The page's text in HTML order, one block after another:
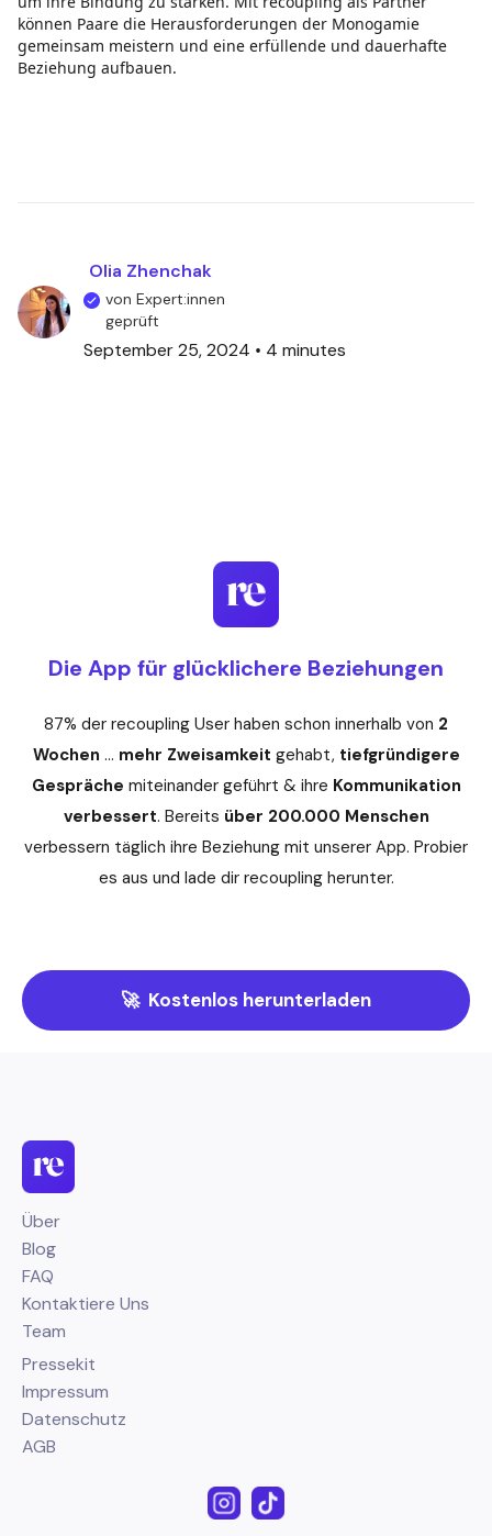
können Paare die Herausforderungen der Monogamie
gemeinsam meistern und eine erfüllende und dauerhafte
Beziehung aufbauen.
Olia Zhenchak
von Expert:innen
geprüft
September 25, 2024 • 4 minutes
Die App für glücklichere Beziehungen
87% der recoupling User haben schon innerhalb von 2
Wochen … mehr Zweisamkeit gehabt, tiefgründigere
Gespräche miteinander geführt & ihre Kommunikation
verbessert. Bereits über 200.000 Menschen
verbessern täglich ihre Beziehung mit unserer App. Probier
es aus und lade dir recoupling herunter.
🚀 Kostenlos herunterladen
Über
Blog
FAQ
Kontaktiere Uns
Team
Pressekit
Impressum
Datenschutz
AGB